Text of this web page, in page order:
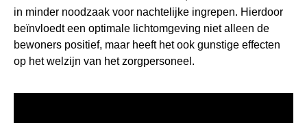
in minder noodzaak voor nachtelijke ingrepen. Hierdoor
beïnvloedt een optimale lichtomgeving niet alleen de
bewoners positief, maar heeft het ook gunstige effecten
op het welzijn van het zorgpersoneel.